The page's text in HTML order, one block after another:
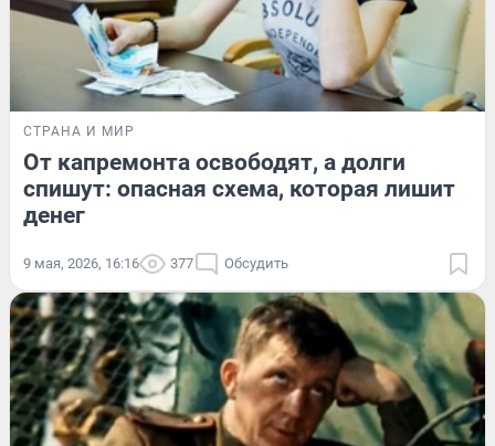
СТРАНА И МИР
От капремонта освободят, а долги
спишут: опасная схема, которая лишит
денег
9 мая, 2026, 16:16 377 Обсудить